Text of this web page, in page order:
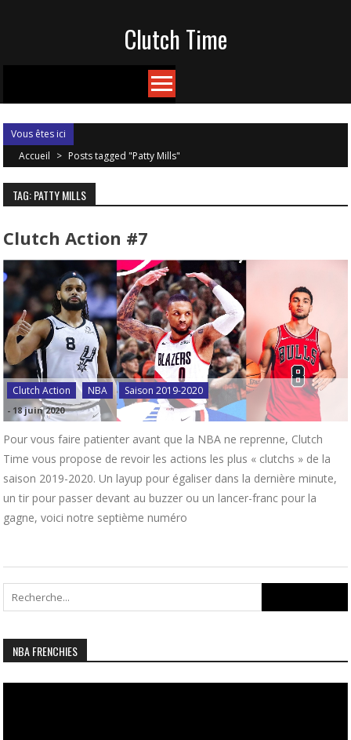
Clutch Time
Vous êtes ici
Accueil > Posts tagged "Patty Mills"
TAG: PATTY MILLS
Clutch Action #7
Clutch Action NBA Saison 2019-2020
- 18 juin 2020
Pour vous faire patienter avant que la NBA ne reprenne, Clutch
Time vous propose de revoir les actions les plus « clutchs » de la
saison 2019-2020. Un layup pour égaliser dans la dernière minute,
un tir pour passer devant au buzzer ou un lancer-franc pour la
gagne, voici notre septième numéro
for:
NBA FRENCHIES